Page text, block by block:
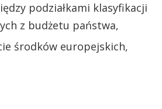
podziałkami klasyfikacji
z budżetu państwa,
środków europejskich,